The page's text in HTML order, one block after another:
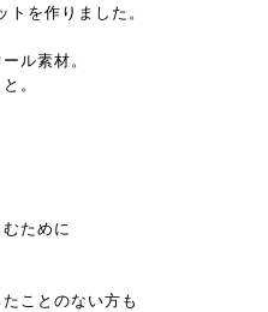
を作りました。
ル素材。
。
ために
ことのない方も